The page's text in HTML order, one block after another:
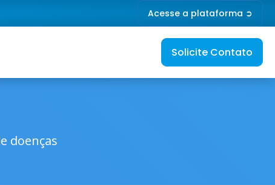
Acesse a plataforma ➲
Solicite Contato
doenças